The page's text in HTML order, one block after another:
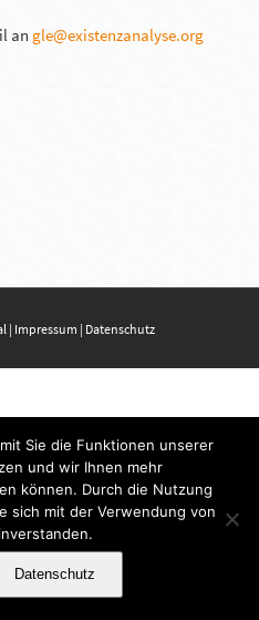
an gle@existenzanalyse.org
| Impressum | Datenschutz
Sie die Funktionen unserer
und wir Ihnen mehr
können. Durch die Nutzung
sich mit der Verwendung von
Datenschutz